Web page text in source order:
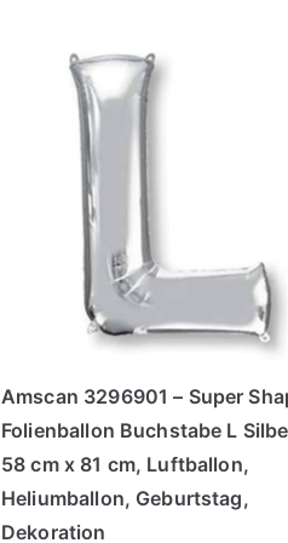
Amscan 3296901 – Super
Folienballon Buchstabe L
58 cm x 81 cm, Luftballon,
Heliumballon, Geburtstag,
Dekoration